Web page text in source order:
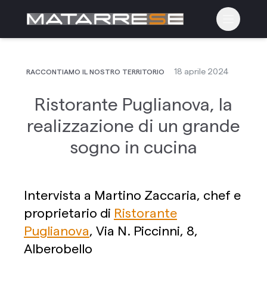
Apri il
RACCONTIAMO IL NOSTRO TERRITORIO 18 aprile 2024
Ristorante Puglianova, la
realizzazione di un grande
sogno in cucina
Intervista a Martino Zaccaria, chef e
proprietario di Ristorante
Puglianova, Via N. Piccinni, 8,
Alberobello